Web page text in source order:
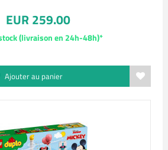
EUR 259.00
(livraison en 24h-48h)*
Ajouter au panier